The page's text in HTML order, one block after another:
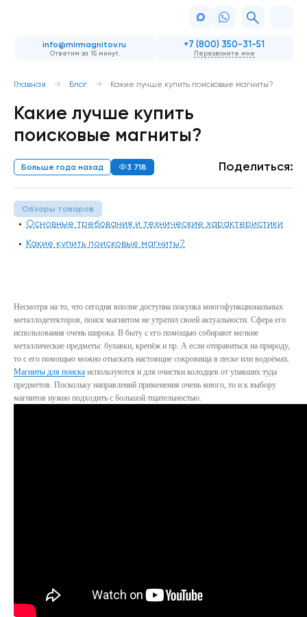
info@mirmagnitov.ru
Ответим за 15 минут.
+7 (800) 350-31-51
Перезвоните мне
Главная Блог Какие лучше купить поисковые магниты?
Какие лучше купить
поисковые магниты?
Больше года назад 3 718 Поделиться:
Обзоры товаров
Основные требования и технические характеристики
Какие купить поисковые магниты?
Несмотря на то, что сегодня вполне доступна покупка многофункциональных
металлодетекторов, поиск магнитом не утратил своей актуальности. Сфера его
использования очень широка. В быту с его помощью собирают мелкие
металлические предметы: булавки, крепёж и пр. А если отправиться на природу,
то с его помощью можно отыскать настоящие сокровища в песке или водоёмах.
Магниты для поиска используются и для очистки колодцев от упавших туда
предметов. Поскольку направлений применения очень много, то и к выбору
магнитов нужно подходить с большой тщательностью.